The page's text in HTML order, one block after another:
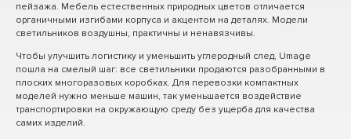
пейзажа. Мебель естественных природных цветов отличается
органичными изгибами корпуса и акцентом на деталях. Модели
светильников воздушны, практичны и ненавязчивы.
Чтобы улучшить логистику и уменьшить углеродный след, Umage
пошла на смелый шаг: все светильники продаются разобранными в
плоских многоразовых коробках. Для перевозки компактных
моделей нужно меньше машин, так уменьшается воздействие
транспортировки на окружающую среду без ущерба для качества
самих изделий.